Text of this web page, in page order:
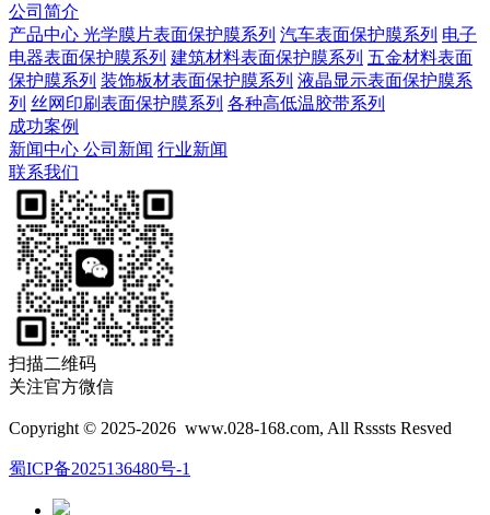
公司简介
产品中心 光学膜片表面保护膜系列 汽车表面保护膜系列 电子
电器表面保护膜系列 建筑材料表面保护膜系列 五金材料表面
保护膜系列 装饰板材表面保护膜系列 液晶显示表面保护膜系
列 丝网印刷表面保护膜系列 各种高低温胶带系列
成功案例
新闻中心 公司新闻 行业新闻
联系我们
扫描二维码
关注官方微信
Copyright © 2025-2026 www.028-168.com, All Rsssts Resved
蜀ICP备2025136480号-1